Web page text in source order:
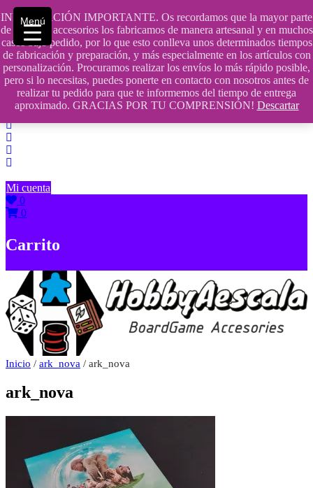
INFORMACIÓN IMPORTANTE. Os recordamos que la mayor parte
de nuestros accesorios los fabricamos de manera artesanal y en muchos
casos bajo pedido, por lo que esto conlleva unos determinados tiempos
de fabricación y preparación, y más especialmente en los artículos con
personalización. Procuramos realizar los envíos lo más rápido posible,
pero si lo necesitas, puedes ponerte en contacto con nosotros antes de
realizar tu pedido para que te informemos del tiempo de entrega
aproximado. GRACIAS POR TU COMPRENSIÓN! Descartar
Saltar
contenido
609241475 SOLO DE 10:00 a 14:00
info@hobbyaescala.com
San Fernando de Henares
10:00 - 14:00
Mi cuenta
0
0
Carrito
Inicio / ark_nova / ark_nova
ark_nova
Menú